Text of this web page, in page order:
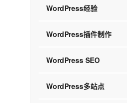
WordPress经验
WordPress插件制作
WordPress SEO
WordPress多站点